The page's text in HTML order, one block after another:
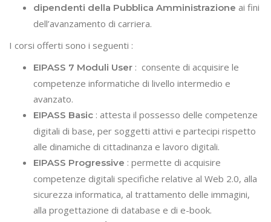
dipendenti della Pubblica Amministrazione ai fini
dell’avanzamento di carriera.
I corsi offerti sono i seguenti :
EIPASS 7 Moduli User : consente di acquisire le
competenze informatiche di livello intermedio e
avanzato.
EIPASS Basic : attesta il possesso delle competenze
digitali di base, per soggetti attivi e partecipi rispetto
alle dinamiche di cittadinanza e lavoro digitali.
EIPASS Progressive : permette di acquisire
competenze digitali specifiche relative al Web 2.0, alla
sicurezza informatica, al trattamento delle immagini,
alla progettazione di database e di e-book.